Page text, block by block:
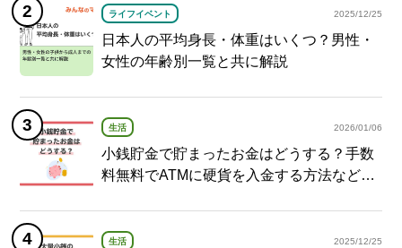
ライフイベント 2025/12/25
日本人の平均身長・体重はいくつ？男性・
女性の年齢別一覧と共に解説
生活 2026/01/06
小銭貯金で貯まったお金はどうする？手数
料無料でATMに硬貨を入金する方法など紹
生活 2025/12/25